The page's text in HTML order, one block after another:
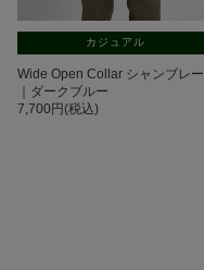
カジュアル
Wide Open Collar シャンブレー
｜ダークブルー
7,700円(税込)